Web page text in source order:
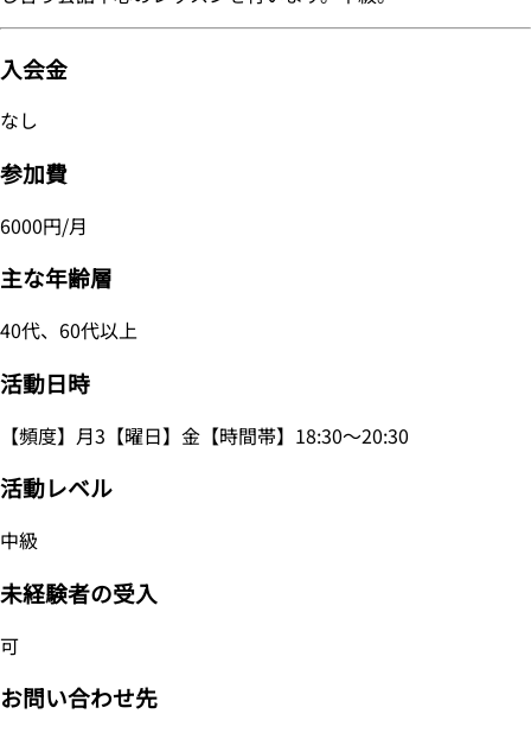
入会金
なし
参加費
6000円/月
主な年齢層
40代、60代以上
活動日時
【頻度】月3【曜日】金【時間帯】18:30～20:30
活動レベル
中級
未経験者の受入
可
お問い合わせ先